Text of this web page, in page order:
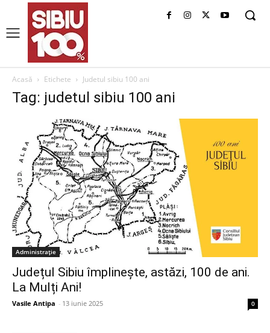
Acasă Etichete Judetul sibiu 100 ani
Tag: judetul sibiu 100 ani
Administrație
Județul Sibiu împlinește, astăzi, 100 de ani.
La Mulți Ani!
Vasile Antipa - 13 iunie 2025 0